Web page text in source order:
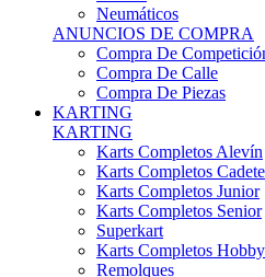
ANUNCIOS DE COMPRA
Compra De Competición
Compra De Calle
Compra De Piezas
KARTING
KARTING
Karts Completos Alevín
Karts Completos Cadete
Karts Completos Junior
Karts Completos Senior
Superkart
Karts Completos Hobbye
Remolques
PIEZAS Y EQUIPACIONES